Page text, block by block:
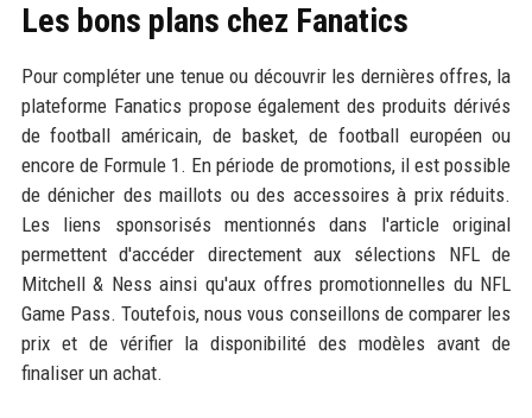
Les bons plans chez Fanatics
Pour compléter une tenue ou découvrir les dernières offres, la
plateforme Fanatics propose également des produits dérivés
de football américain, de basket, de football européen ou
encore de Formule 1. En période de promotions, il est possible
de dénicher des maillots ou des accessoires à prix réduits.
Les liens sponsorisés mentionnés dans l'article original
permettent d'accéder directement aux sélections NFL de
Mitchell & Ness ainsi qu'aux offres promotionnelles du NFL
Game Pass. Toutefois, nous vous conseillons de comparer les
prix et de vérifier la disponibilité des modèles avant de
finaliser un achat.